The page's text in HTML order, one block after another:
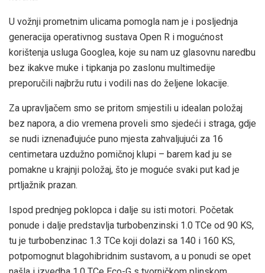
U vožnji prometnim ulicama pomogla nam je i posljednja
generacija operativnog sustava Open R i mogućnost
korištenja usluga Googlea, koje su nam uz glasovnu naredbu
bez ikakve muke i tipkanja po zaslonu multimedije
preporučili najbržu rutu i vodili nas do željene lokacije.
Za upravljačem smo se pritom smjestili u idealan položaj
bez napora, a dio vremena proveli smo sjedeći i straga, gdje
se nudi iznenađujuće puno mjesta zahvaljujući za 16
centimetara uzdužno pomičnoj klupi – barem kad ju se
pomakne u krajnji položaj, što je moguće svaki put kad je
prtljažnik prazan.
Ispod prednjeg poklopca i dalje su isti motori. Početak
ponude i dalje predstavlja turbobenzinski 1.0 TCe od 90 KS,
tu je turbobenzinac 1.3 TCe koji dolazi sa 140 i 160 KS,
potpomognut blagohibridnim sustavom, a u ponudi se opet